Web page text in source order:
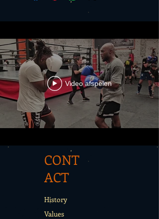
Video afspelen
CONT
ACT
History
Values